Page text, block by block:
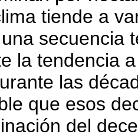
tiende a
secuencia
la tendencia
las
que esos
del